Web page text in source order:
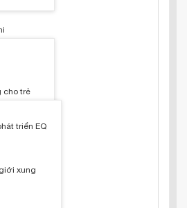
cho trẻ
triển EQ
xung